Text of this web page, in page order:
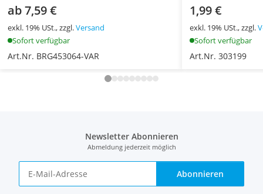
ab 7,59 €
exkl. 19% USt., zzgl.Versand
Sofort verfügbar
Art.Nr. BRG453064-VAR
1,99 €
exkl. 19% USt., zzgl.
Sofort verfügbar
Art.Nr. 303199
Newsletter Abonnieren
Abmeldung jederzeit möglich
Abonnieren